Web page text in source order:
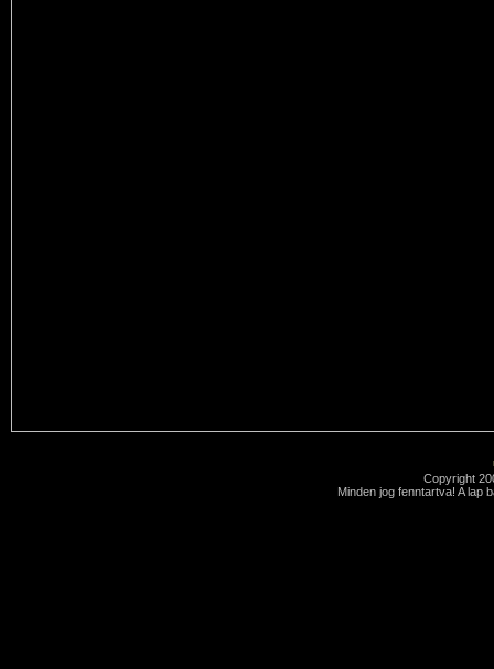
Copyright
Minden jog fenntartva! A lap